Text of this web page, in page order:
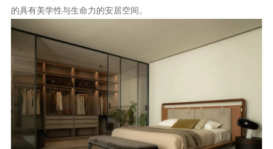
的具有美学性与生命力的安居空间。